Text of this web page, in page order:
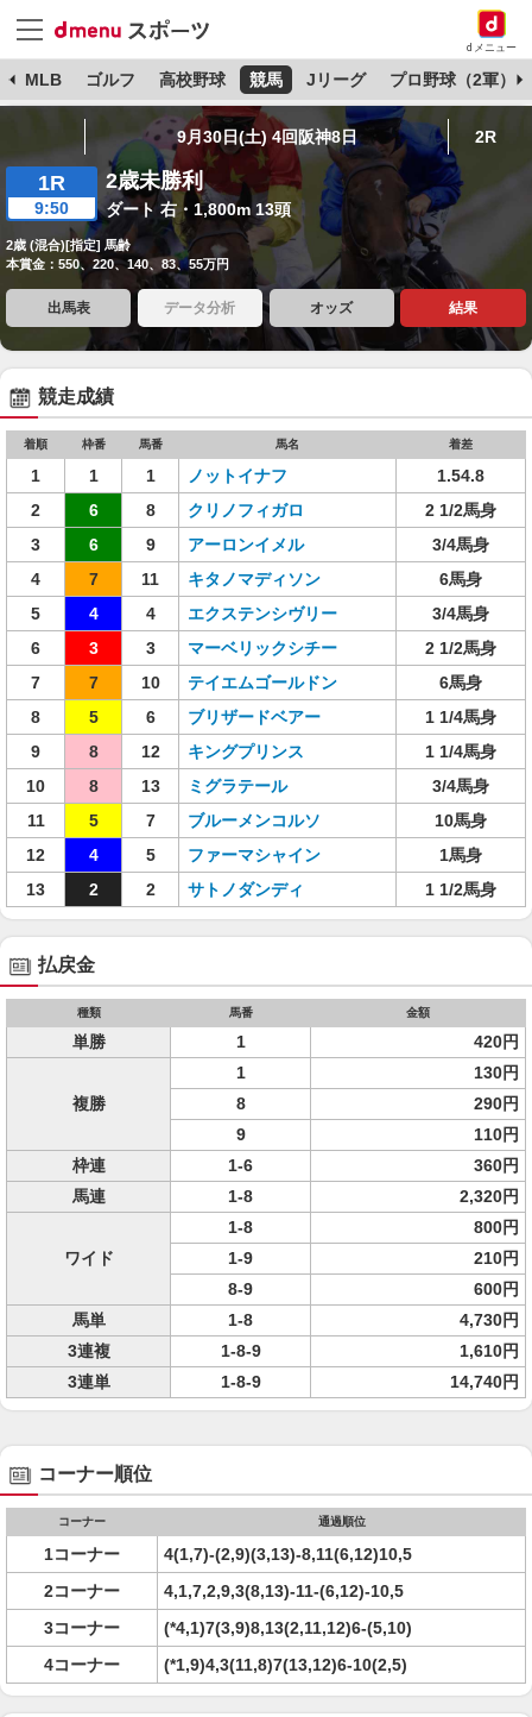
dメニュー
MLB ゴルフ 高校野球 競馬 Jリーグ プロ野球（2軍）
9月30日(土) 4回阪神8日 2R
1R
9:50
2歳未勝利
ダート 右・1,800m 13頭
2歳 (混合)[指定] 馬齢
本賞金：550、220、140、83、55万円
出馬表 データ分析 オッズ 結果
競走成績
着順 枠番 馬番 馬名 着差
1 1 1 ノットイナフ
1.54.8
2
6 8 クリノフィガロ
2 1/2馬身
3
6 9 アーロンイメル
3/4馬身
4
7 11 キタノマディソン
6馬身
5
4 4 エクステンシヴリー
3/4馬身
6
3 3 マーベリックシチー
2 1/2馬身
7
7 10 テイエムゴールドン
6馬身
8
5 6 ブリザードベアー
1 1/4馬身
9
8 12 キングプリンス
1 1/4馬身
10
8 13 ミグラテール
3/4馬身
11
5 7 ブルーメンコルソ
10馬身
12
4 5 ファーマシャイン
1馬身
13
2 2 サトノダンディ 1 1/2馬身
払戻金
種類 馬番 金額
単勝 1 420円
複勝
1
130円
8
290円
9
110円
枠連
1-6
360円
馬連
1-8 2,320円
ワイド
1-8
800円
1-9
210円
8-9
600円
馬単
1-8
4,730円
3連複
1-8-9
1,610円
3連単
1-8-9 14,740円
コーナー順位
コーナー 通過順位
1コーナー
4(1,7)-(2,9)(3,13)-8,11(6,12)10,5
2コーナー
4,1,7,2,9,3(8,13)-11-(6,12)-10,5
3コーナー
(*4,1)7(3,9)8,13(2,11,12)6-(5,10)
4コーナー
(*1,9)4,3(11,8)7(13,12)6-10(2,5)